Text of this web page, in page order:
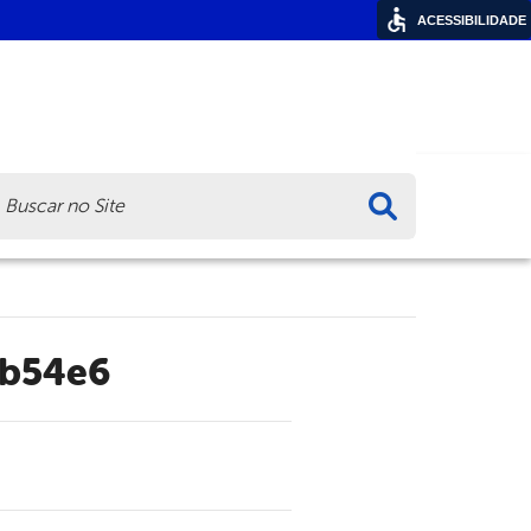
ACESSIBILIDADE